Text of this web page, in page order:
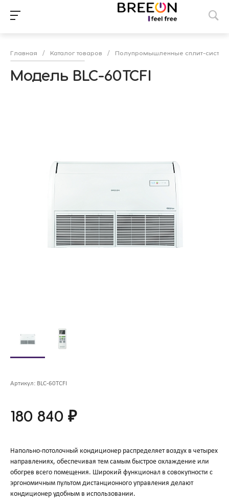
Главная / Каталог товаров / Полупромышленные сплит-
Модель BLC-60TCFI
Артикул: BLC-60TCFI
180 840 ₽
Напольно-потолочный кондиционер распределяет воздух в четырех
направлениях, обеспечивая тем самым быстрое охлаждение или
обогрев всего помещения. Широкий функционал в совокупности с
эргономичным пультом дистанционного управления делают
кондиционер удобным в использовании.